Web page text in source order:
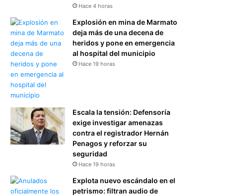
Hace 4 horas
Explosión en mina de Marmato
deja más de una decena de
heridos y pone en emergencia
al hospital del municipio
Hace 19 horas
Escala la tensión: Defensoría
exige investigar amenazas
contra el registrador Hernán
Penagos y reforzar su
seguridad
Hace 19 horas
Explota nuevo escándalo en el
petrismo: filtran audio de